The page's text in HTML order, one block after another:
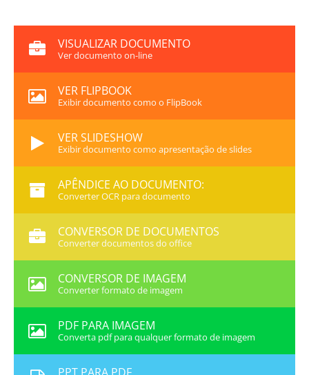
VISUALIZAR DOCUMENTO
Ver documento on-line
VER FLIPBOOK
Exibir documento como o FlipBook
VER SLIDESHOW
Exibir documento como apresentação de slides
APÊNDICE AO DOCUMENTO:
Converter OCR para documento
CONVERSOR DE DOCUMENTOS
Converter documentos do office
CONVERSOR DE IMAGEM
Converter formato de imagem
PDF PARA IMAGEM
Converta pdf para qualquer formato de imagem